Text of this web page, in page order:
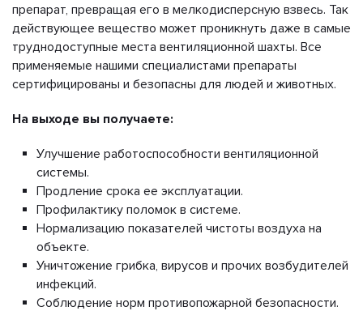
препарат, превращая его в мелкодисперсную взвесь. Так
действующее вещество может проникнуть даже в самые
труднодоступные места вентиляционной шахты. Все
применяемые нашими специалистами препараты
сертифицированы и безопасны для людей и животных.
На выходе вы получаете:
Улучшение работоспособности вентиляционной
системы.
Продление срока ее эксплуатации.
Профилактику поломок в системе.
Нормализацию показателей чистоты воздуха на
объекте.
Уничтожение грибка, вирусов и прочих возбудителей
инфекций.
Соблюдение норм противопожарной безопасности.